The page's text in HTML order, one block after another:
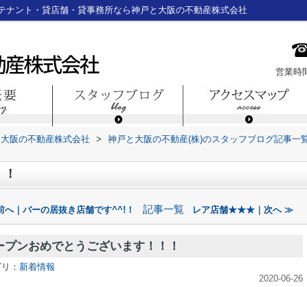
ント・貸店舗・貸事務所なら神戸と大阪の不動産株式会社
営業時
阪の不動産株式会社 > 神戸と大阪の不動産(株)のスタッフブログ記事一
｜バーの居抜き店舗です^^!！ 記事一覧 レア店舗★★★｜次へ ≫
プンおめでとうございます！！！
： 新着情報
2020-06-26